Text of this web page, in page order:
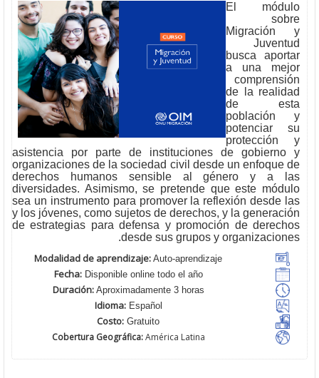
El módulo
sobre
Migración y
Juventud
busca aportar
a una mejor
comprensión
de la realidad
de esta
población y
potenciar su
protección y
asistencia por parte de instituciones de gobierno y
organizaciones de la sociedad civil desde un enfoque de
derechos humanos sensible al género y a las
diversidades. Asimismo, se pretende que este módulo
sea un instrumento para promover la reflexión desde las
y los jóvenes, como sujetos de derechos, y la generación
de estrategias para defensa y promoción de derechos
desde sus grupos y organizaciones.
Modalidad de aprendizaje: Auto-aprendizaje
Fecha:Disponible online todo el año
Duración:Aproximadamente 3 horas
Idioma:Español
Costo: Gratuito
Cobertura Geográfica:América Latina